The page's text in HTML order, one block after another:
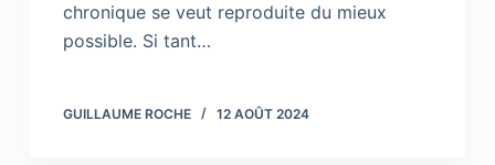
chronique se veut reproduite du mieux
possible. Si tant…
GUILLAUME ROCHE 12 AOÛT 2024